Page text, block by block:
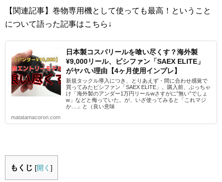
【関連記事】巻物専用機として使っても最高！ということ
について語った記事はこちら↓
日本製コスパリールを喰い尽くす？海外製
¥9,000リール、ピシファン「SAEX ELITE」
がヤバい理由【4ヶ月使用インプレ】
新規タックル導入につき、とりあえず・間に合わせ感覚で
買ってみたピシファン「SAEX ELITE」。購入前、ぶっちゃ
け「海外製のアンダー1万円リールwさすがに”無い”でしょ
w」などと侮っていた。が、いざ使ってみると「これマジ
か…」と（良い意味
matatamacoron.com
もくじ [開く ]